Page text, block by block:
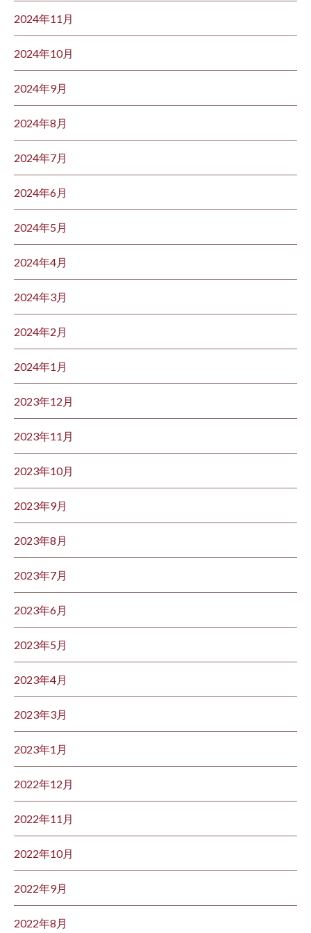
2024年11月
2024年10月
2024年9月
2024年8月
2024年7月
2024年6月
2024年5月
2024年4月
2024年3月
2024年2月
2024年1月
2023年12月
2023年11月
2023年10月
2023年9月
2023年8月
2023年7月
2023年6月
2023年5月
2023年4月
2023年3月
2023年1月
2022年12月
2022年11月
2022年10月
2022年9月
2022年8月